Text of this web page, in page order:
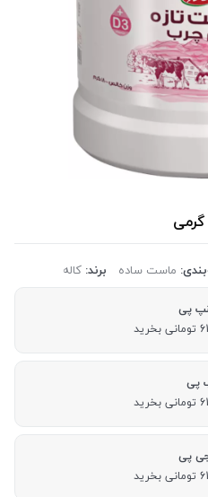
ماست ساده برند: کاله
پی
پی
پی